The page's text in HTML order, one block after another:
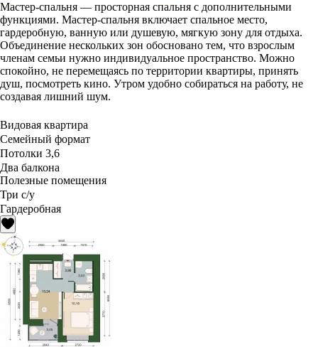
Мастер-спальня — просторная спальня с дополнительными
функциями. Мастер-спальня включает спальное место,
гардеробную, ванную или душевую, мягкую зону для отдыха.
Объединение нескольких зон обосновано тем, что взрослым
членам семьи нужно индивидуальное пространство. Можно
спокойно, не перемещаясь по территории квартиры, принять
душ, посмотреть кино. Утром удобно собираться на работу, не
создавая лишний шум.
Видовая квартира
Семейный формат
Потолки 3,6
Два балкона
Полезные помещения
Три с/у
Гардеробная